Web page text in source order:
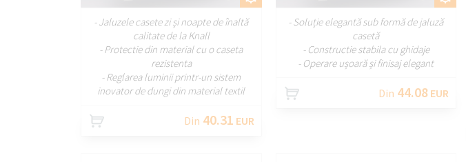
- Jaluzele casete zi și noapte de înaltă
calitate de la Knall
- Protectie din material cu o caseta
rezistenta
- Reglarea luminii printr-un sistem
inovator de dungi din material textil
Din 40.31 EUR
- Soluție elegantă sub formă de jaluză
casetă
- Constructie stabila cu ghidaje
- Operare ușoară și finisaj elegant
Din 44.08 EUR